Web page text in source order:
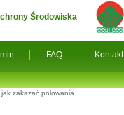
FAQ Kontakt
Środowiska
jak zakazać polowania